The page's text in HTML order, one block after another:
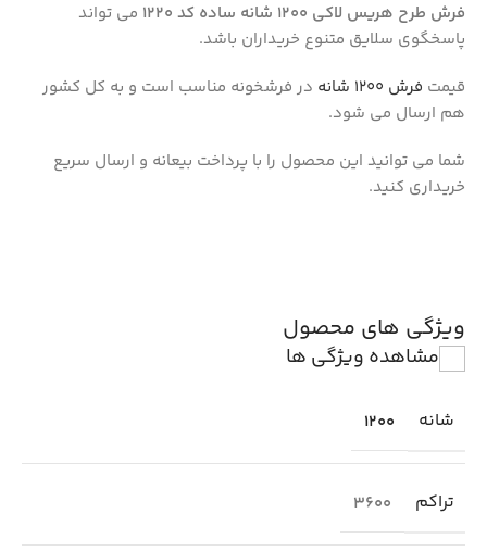
فرش طرح هریس لاکی 1200 شانه ساده کد 1220
می تواند
پاسخگوی سلایق متنوع خریداران باشد.
قیمت فرش 1200 شانه
در فرشخونه مناسب است و به کل کشور
هم ارسال می شود.
شما می توانید این محصول را با پرداخت بیعانه و ارسال سریع
خریداری کنید.
ویژگی های محصول
مشاهده ویژگی ها
شانه 1200
تراکم 3600